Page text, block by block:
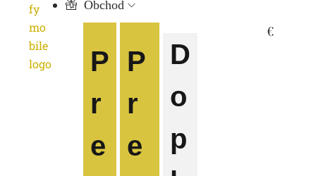
Obchod
P
r
e
P
r
e
D
o
p
€